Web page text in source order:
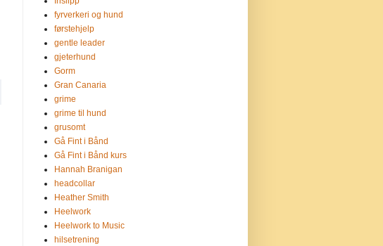
fyrverkeri og hund
førstehjelp
gentle leader
gjeterhund
Gorm
Gran Canaria
grime
grime til hund
grusomt
Gå Fint i Bånd
Gå Fint i Bånd kurs
Hannah Branigan
headcollar
Heather Smith
Heelwork
Heelwork to Music
hilsetrening